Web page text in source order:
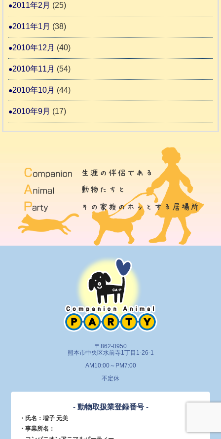
2011年2月 (25)
2011年1月 (38)
2010年12月 (40)
2010年11月 (54)
2010年10月 (44)
2010年9月 (17)
〒862-0950
熊本市中央区水前寺1丁目1-26-1
AM10:00～PM7:00
不定休
- 動物取扱業登録番号 -
・氏名：増子 元美
・事業所名：